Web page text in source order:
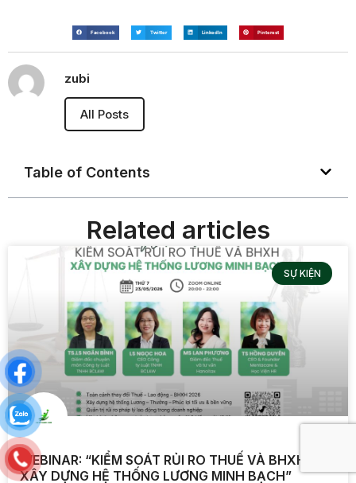
Facebook Twitter LinkedIn Pinterest
zubi
All Posts
Table of Contents
Related articles
SỰ KIỆN
WEBINAR: “KIỂM SOÁT RỦI RO THUẾ VÀ BHXH:
XÂY DỰNG HỆ THỐNG LƯƠNG MINH BẠCH”